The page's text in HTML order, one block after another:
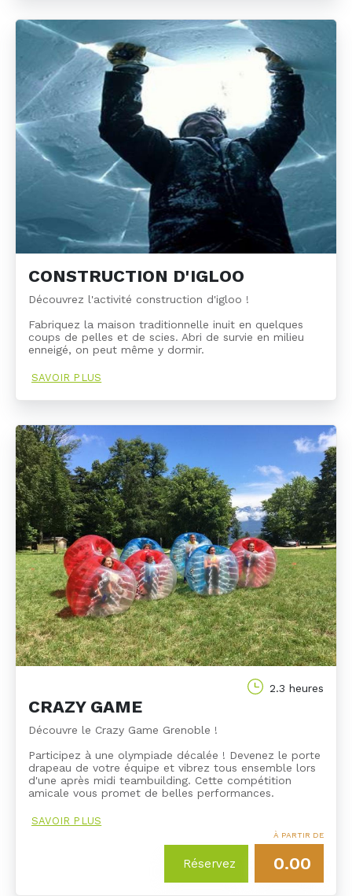
CONSTRUCTION D'IGLOO
Découvrez l'activité construction d'igloo !
Fabriquez la maison traditionnelle inuit en quelques
coups de pelles et de scies. Abri de survie en milieu
enneigé, on peut même y dormir.
SAVOIR PLUS
2.3 heures
CRAZY GAME
Découvre le Crazy Game Grenoble !
Participez à une olympiade décalée ! Devenez le porte
drapeau de votre équipe et vibrez tous ensemble lors
d'une après midi teambuilding. Cette compétition
amicale vous promet de belles performances.
SAVOIR PLUS
Réservez
À PARTIR DE
0.00